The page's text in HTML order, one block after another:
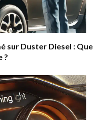
sur Duster Diesel : Que
?